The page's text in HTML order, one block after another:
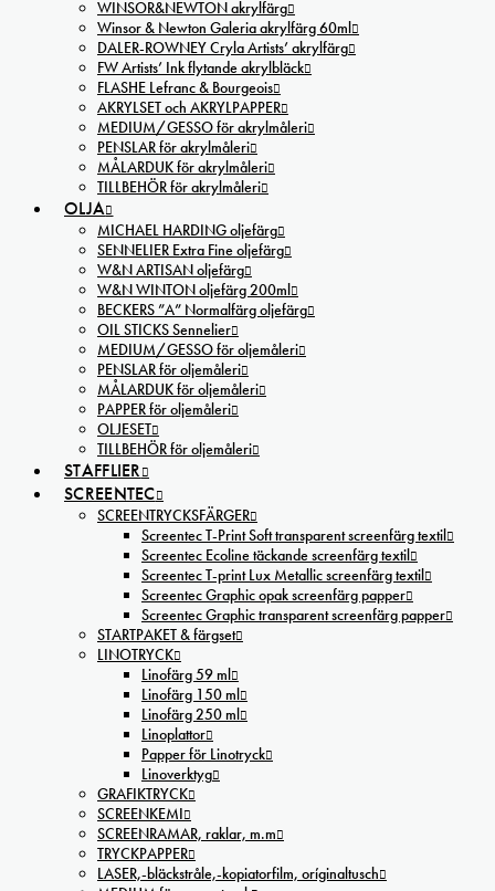
WINSOR&NEWTON akrylfärg
Winsor & Newton Galeria akrylfärg 60ml
DALER-ROWNEY Cryla Artists’ akrylfärg
FW Artists’ Ink flytande akrylbläck
FLASHE Lefranc & Bourgeois
AKRYLSET och AKRYLPAPPER
MEDIUM/GESSO för akrylmåleri
PENSLAR för akrylmåleri
MÅLARDUK för akrylmåleri
TILLBEHÖR för akrylmåleri
OLJA
MICHAEL HARDING oljefärg
SENNELIER Extra Fine oljefärg
W&N ARTISAN oljefärg
W&N WINTON oljefärg 200ml
BECKERS ”A” Normalfärg oljefärg
OIL STICKS Sennelier
MEDIUM/GESSO för oljemåleri
PENSLAR för oljemåleri
MÅLARDUK för oljemåleri
PAPPER för oljemåleri
OLJESET
TILLBEHÖR för oljemåleri
STAFFLIER
SCREENTEC
SCREENTRYCKSFÄRGER
Screentec T-Print Soft transparent screenfärg textil
Screentec Ecoline täckande screenfärg textil
Screentec T-print Lux Metallic screenfärg textil
Screentec Graphic opak screenfärg papper
Screentec Graphic transparent screenfärg papper
STARTPAKET & färgset
LINOTRYCK
Linofärg 59 ml
Linofärg 150 ml
Linofärg 250 ml
Linoplattor
Papper för Linotryck
Linoverktyg
GRAFIKTRYCK
SCREENKEMI
SCREENRAMAR, raklar, m.m
TRYCKPAPPER
LASER,-bläckstråle,-kopiatorfilm, oríginaltusch